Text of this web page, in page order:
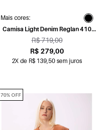
Mais cores:
Camisa Light Denim Reglan 410
Lav.Escuro Destroyed
R$ 719,00
R$ 279,00
2X de R$ 139,50 sem juros
70% OFF